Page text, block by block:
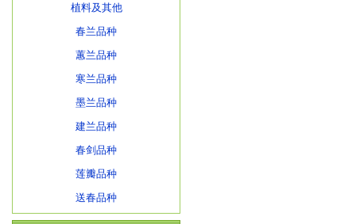
植料及其他
春兰品种
蕙兰品种
寒兰品种
墨兰品种
建兰品种
春剑品种
莲瓣品种
送春品种